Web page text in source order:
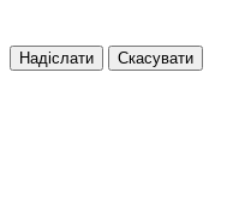
Надіслати Скасувати